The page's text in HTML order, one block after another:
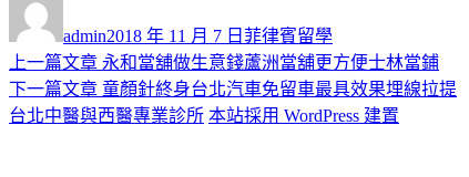
者
admin佈
日
期:
2018 年 11 月 7 日 類
菲律賓留學
文
章
上一篇文章 上
一
篇
永和當舖做生意錢蘆洲當舖更方便士林當鋪
下一篇文章 下
一
童顏針終身台北汽車免留車最具效果埋線拉提
台北中醫與西醫專業診所 本站採用 WordPress 建置